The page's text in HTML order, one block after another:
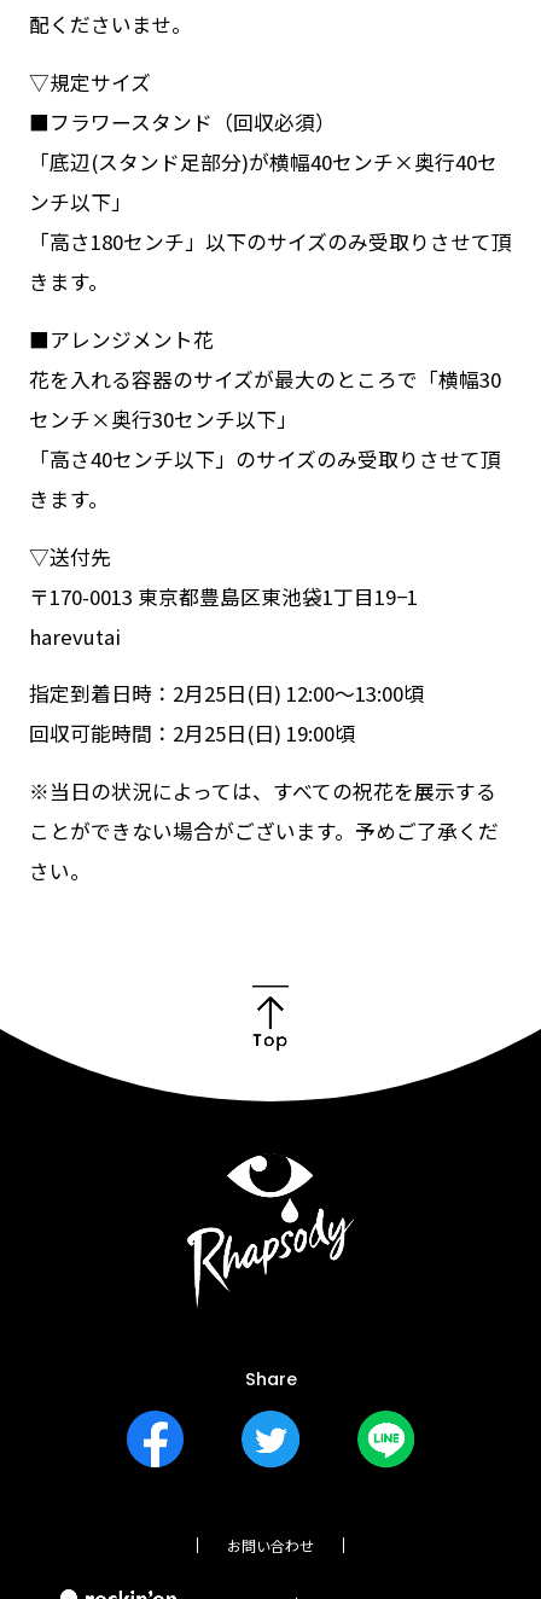
配くださいませ。
▽規定サイズ
■フラワースタンド（回収必須）
「底辺(スタンド足部分)が横幅40センチ×奥行40セ
ンチ以下」
「高さ180センチ」以下のサイズのみ受取りさせて頂
きます。
■アレンジメント花
花を入れる容器のサイズが最大のところで「横幅30
センチ×奥行30センチ以下」
「高さ40センチ以下」のサイズのみ受取りさせて頂
きます。
▽送付先
〒170-0013 東京都豊島区東池袋1丁目19−1
harevutai
指定到着日時：2月25日(日) 12:00〜13:00頃
回収可能時間：2月25日(日) 19:00頃
※当日の状況によっては、すべての祝花を展示する
ことができない場合がございます。予めご了承くだ
さい。
Share
お問い合わせ